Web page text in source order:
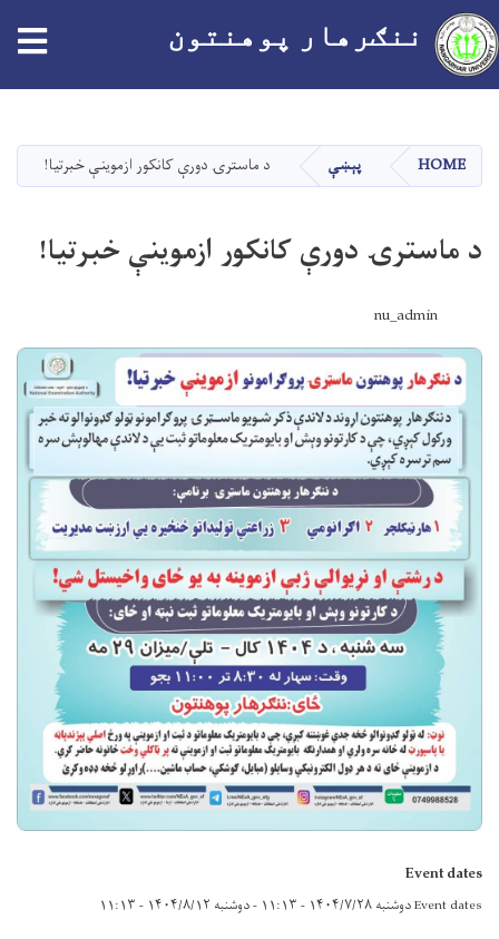
دانګل
ننګرهار پوهنتون
HOME پېښې د ماسترۍ دورې کانکور ازموینې خبرتیا!
د ماسترۍ دورې کانکور ازموینې خبرتیا!
nu_admin
Event dates
Event datesدوشنبه ۱۴۰۴/۷/۲۸ - ۱۱:۱۳ -دوشنبه ۱۴۰۴/۸/۱۲ - ۱۱:۱۳